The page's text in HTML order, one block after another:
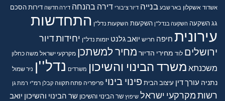
אשדוד אשקלון באר שבע בנייה דיור ציבורי דירה בהנחה דירה חדשה דירותהסכם
גגהשקעה השקעה בנדל"ן השקעות השקעות נדל"ן התחדשות
עירונית חיפה חריש יואב גלנט יזמות נדל"ן יחידות דיור
ירושלים לוד מחירי הדיור מחיר למשתכן מקרקעי ישראל משה כחלון
משכנתא משרד הבינוי והשיכון משרדים נדל''ן ניר שמול
נתניה עורך דין עיצוב הבית פינוי בינוי פריפריה פתח תקווה קבלן רמ"י רמת גן
רשות מקרקעי ישראל שיפוץ שר הבינוי והשיכון שר הבינוי והשיכון יואב